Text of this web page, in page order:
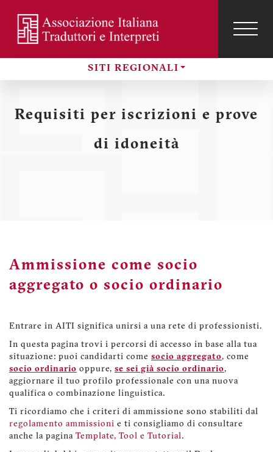
contenuto
principale
Sezioni
SITI REGIONALI
profilo
utente
Requisiti per iscrizioni e prove
di idoneità
Ammissione come socio
aggregato o socio ordinario
Entrare in AITI significa unirsi a una rete di professionisti.
In questa pagina trovi i percorsi di accesso in base alla tua
situazione: puoi candidarti come socio aggregato, come
socio ordinario oppure, se sei già socio ordinario,
aggiornare il tuo profilo professionale con una nuova
qualifica o combinazione linguistica.
Ti ricordiamo che i criteri di ammissione sono stabiliti dal
regolamento ammissioni e ti consigliamo di consultare
anche la pagina Template, Tool e Tutorial.